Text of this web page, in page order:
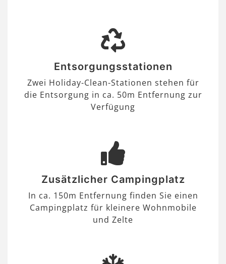
Entsorgungsstationen
Zwei Holiday-Clean-Stationen stehen für
die Entsorgung in ca. 50m Entfernung zur
Verfügung
Zusätzlicher Campingplatz
In ca. 150m Entfernung finden Sie einen
Campingplatz für kleinere Wohnmobile
und Zelte